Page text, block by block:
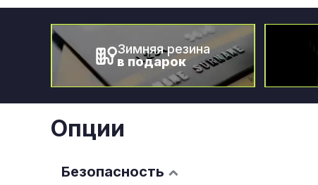
Зимняя резина
в подарок
Опции
Безопасность